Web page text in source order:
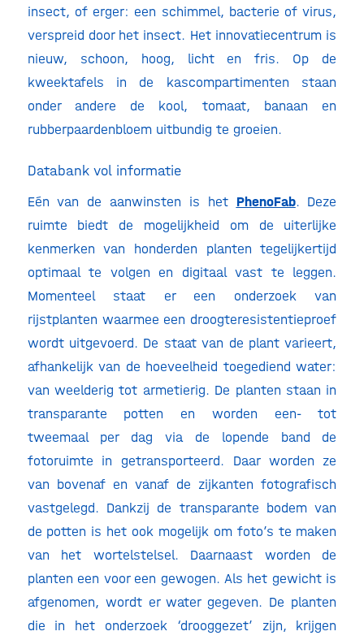
insect, of erger: een schimmel, bacterie of virus,
verspreid door het insect. Het innovatiecentrum is
nieuw, schoon, hoog, licht en fris. Op de
kweektafels in de kascompartimenten staan
onder andere de kool, tomaat, banaan en
rubberpaardenbloem uitbundig te groeien.
Databank vol informatie
Eén van de aanwinsten is het PhenoFab. Deze
ruimte biedt de mogelijkheid om de uiterlijke
kenmerken van honderden planten tegelijkertijd
optimaal te volgen en digitaal vast te leggen.
Momenteel staat er een onderzoek van
rijstplanten waarmee een droogteresistentieproef
wordt uitgevoerd. De staat van de plant varieert,
afhankelijk van de hoeveelheid toegediend water:
van weelderig tot armetierig. De planten staan in
transparante potten en worden een- tot
tweemaal per dag via de lopende band de
fotoruimte in getransporteerd. Daar worden ze
van bovenaf en vanaf de zijkanten fotografisch
vastgelegd. Dankzij de transparante bodem van
de potten is het ook mogelijk om foto’s te maken
van het wortelstelsel. Daarnaast worden de
planten een voor een gewogen. Als het gewicht is
afgenomen, wordt er water gegeven. De planten
die in het onderzoek ‘drooggezet’ zijn, krijgen